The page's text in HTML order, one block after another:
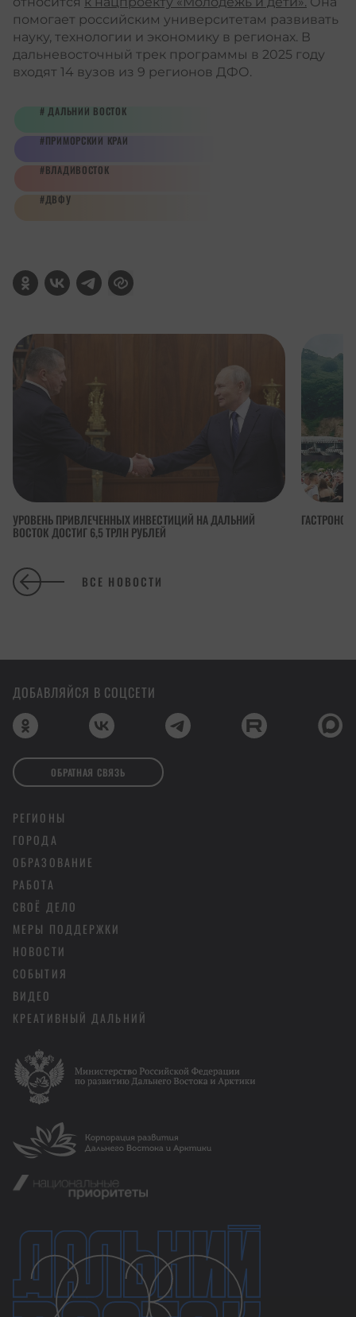
помогает российским университетам развивать
науку, технологии и экономику в регионах. В
дальневосточный трек программы в 2025 году
входят 14 вузов из 9 регионов ДФО.
ДАЛЬНИЙ ВОСТОК
ПРИМОРСКИЙ КРАЙ
ВЛАДИВОСТОК
ДВФУ
УРОВЕНЬ ПРИВЛЕЧЕННЫХ ИНВЕСТИЦИЙ НА ДАЛЬНИЙ
ВОСТОК ДОСТИГ 6,5 ТРЛН РУБЛЕЙ
ВСЕ НОВОСТИ
РЕГИОНЫ
ГОРОДА
ОБРАЗОВАНИЕ
РАБОТА
СВОЁ ДЕЛО
МЕРЫ ПОДДЕРЖКИ
НОВОСТИ
СОБЫТИЯ
ВИДЕО
КРЕАТИВНЫЙ ДАЛЬНИЙ
ДОБАВЛЯЙСЯ В СОЦСЕТИ
ОБРАТНАЯ СВЯЗЬ